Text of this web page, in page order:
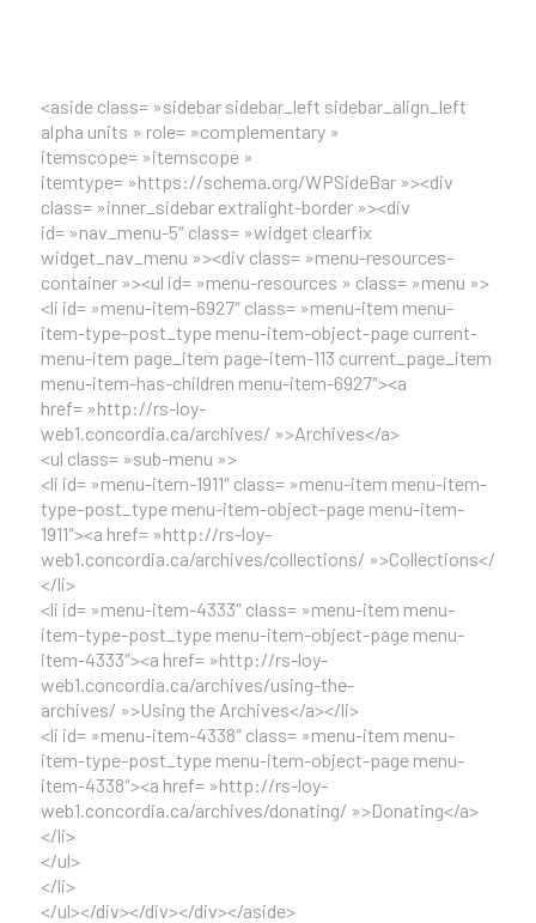
<aside class= »sidebar sidebar_left sidebar_align_left
alpha units » role= »complementary »
itemscope= »itemscope »
itemtype= »https://schema.org/WPSideBar »><div
class= »inner_sidebar extralight-border »><div
id= »nav_menu-5″ class= »widget clearfix
widget_nav_menu »><div class= »menu-resources-
container »><ul id= »menu-resources » class= »menu »>
<li id= »menu-item-6927″ class= »menu-item menu-
item-type-post_type menu-item-object-page current-
menu-item page_item page-item-113 current_page_item
menu-item-has-children menu-item-6927″><a
href= »http://rs-loy-
web1.concordia.ca/archives/ »>Archives</a>
<ul class= »sub-menu »>
<li id= »menu-item-1911″ class= »menu-item menu-item-
type-post_type menu-item-object-page menu-item-
1911″><a href= »http://rs-loy-
web1.concordia.ca/archives/collections/ »>Collections</a>
</li>
<li id= »menu-item-4333″ class= »menu-item menu-
item-type-post_type menu-item-object-page menu-
item-4333″><a href= »http://rs-loy-
web1.concordia.ca/archives/using-the-
archives/ »>Using the Archives</a></li>
<li id= »menu-item-4338″ class= »menu-item menu-
item-type-post_type menu-item-object-page menu-
item-4338″><a href= »http://rs-loy-
web1.concordia.ca/archives/donating/ »>Donating</a>
</li>
</ul>
</li>
</ul></div></div></div></aside>